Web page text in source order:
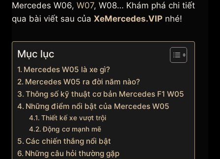
Mercedes W06, W07, W08… Khám phá chi tiết
qua bài viết sau của XeMercedes.VIP nhé!
Mục lục
Mercedes W05 là xe gì?
Mercedes W05 ra đời năm nào?
Thông số kỹ thuật cơ bản Mercedes F1 W05
Những điểm nổi bật của Mercedes W05
Thiết kế xe vượt trội
Động cơ mạnh mẽ
Các chiến thắng nổi bật
Những câu hỏi thường gặp